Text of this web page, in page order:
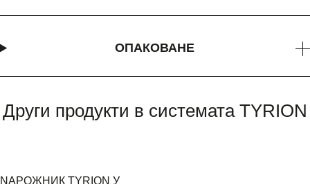
ОПАКОВАНЕ
Други продукти в системата TYRION
NАРОЖНИК TYRION У